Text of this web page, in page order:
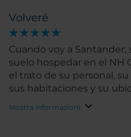
Volveré
Cuando voy a Santander,
suelo hospedar en el NH
el trato de su personal,
sus habitaciones y su
Mostra informazioni